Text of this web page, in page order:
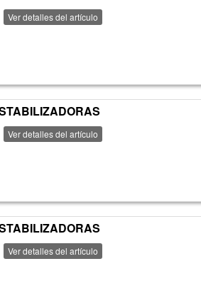
Ver detalles del artículo
Ver detalles del artículo
Ver detalles del artículo